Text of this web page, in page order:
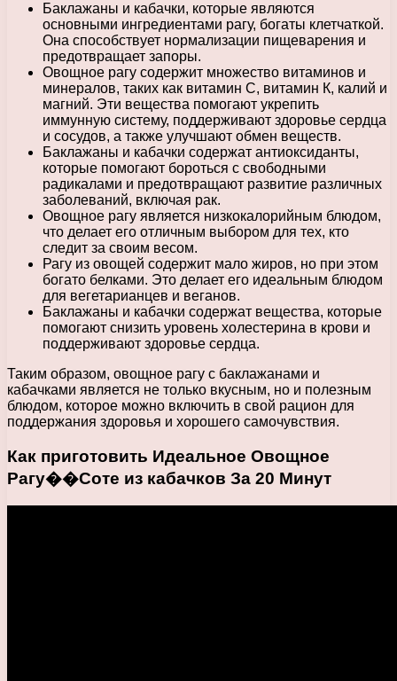
Баклажаны и кабачки, которые являются
основными ингредиентами рагу, богаты клетчаткой.
Она способствует нормализации пищеварения и
предотвращает запоры.
Овощное рагу содержит множество витаминов и
минералов, таких как витамин С, витамин К, калий и
магний. Эти вещества помогают укрепить
иммунную систему, поддерживают здоровье сердца
и сосудов, а также улучшают обмен веществ.
Баклажаны и кабачки содержат антиоксиданты,
которые помогают бороться с свободными
радикалами и предотвращают развитие различных
заболеваний, включая рак.
Овощное рагу является низкокалорийным блюдом,
что делает его отличным выбором для тех, кто
следит за своим весом.
Рагу из овощей содержит мало жиров, но при этом
богато белками. Это делает его идеальным блюдом
для вегетарианцев и веганов.
Баклажаны и кабачки содержат вещества, которые
помогают снизить уровень холестерина в крови и
поддерживают здоровье сердца.
Таким образом, овощное рагу с баклажанами и
кабачками является не только вкусным, но и полезным
блюдом, которое можно включить в свой рацион для
поддержания здоровья и хорошего самочувствия.
Как приготовить Идеальное Овощное
Рагу��Соте из кабачков За 20 Минут